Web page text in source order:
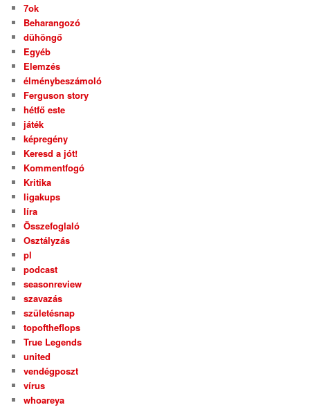
7ok
Beharangozó
dühöngő
Egyéb
Elemzés
élménybeszámoló
Ferguson story
hétfő este
játék
képregény
Keresd a jót!
Kommentfogó
Kritika
ligakups
líra
Összefoglaló
Osztályzás
pl
podcast
seasonreview
szavazás
születésnap
topoftheflops
True Legends
united
vendégposzt
vírus
whoareya